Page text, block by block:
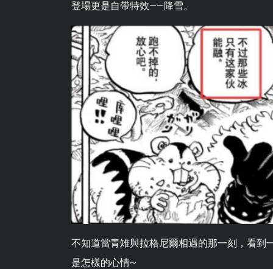
登場更是自帶特效——降雪。
不知道當青雉與拉格尼爾相遇的那一刻，看到
是怎樣的心情~